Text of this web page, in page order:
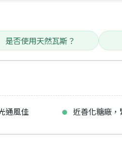
是否使用天然瓦斯？
通風佳 近善化糖廠